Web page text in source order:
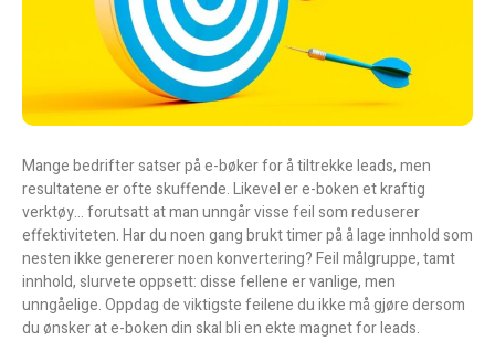
Mange bedrifter satser på e-bøker for å tiltrekke leads, men
resultatene er ofte skuffende. Likevel er e-boken et kraftig
verktøy… forutsatt at man unngår visse feil som reduserer
effektiviteten. Har du noen gang brukt timer på å lage innhold som
nesten ikke genererer noen konvertering? Feil målgruppe, tamt
innhold, slurvete oppsett: disse fellene er vanlige, men
unngåelige. Oppdag de viktigste feilene du ikke må gjøre dersom
du ønsker at e-boken din skal bli en ekte magnet for leads.